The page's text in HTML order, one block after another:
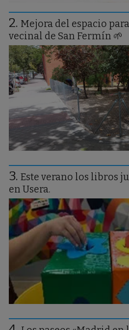
Mejora del espacio
vecinal de San Fermín 🌱
Este verano los libros
en Usera.